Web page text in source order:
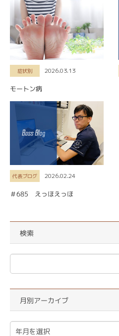
症状別 2026.03.13
モートン病
代表ブログ 2026.02.24
＃685 えっほえっほ
検索
月別アーカイブ